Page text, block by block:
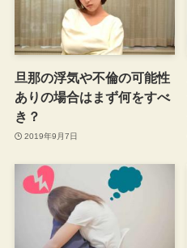
旦那の浮気や不倫の可能性
ありの場合はまず何をすべ
き？
2019年9月7日